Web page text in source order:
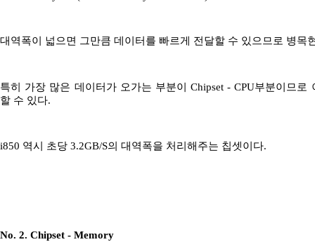
대역폭이 넓으면 그만큼 데이터를 빠르게 전달할 수 있으므로 병목
특히 가장 많은 데이터가 오가는 부분이 Chipset - CPU부분이므로
할 수 있다.
i850 역시 초당 3.2GB/S의 대역폭을 처리해주는 칩셋이다.
No. 2. Chipset - Memory